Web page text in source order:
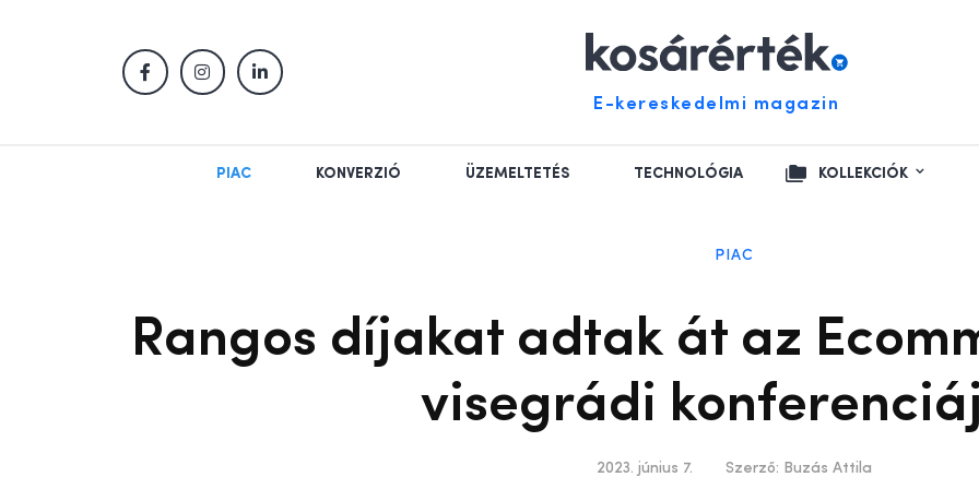
E-kereskedelmi magazin
PIAC KONVERZIÓ ÜZEMELTETÉS TECHNOLÓGIA KOLLEKCIÓK
PIAC
Rangos díjakat adtak át az
visegrádi
2023. június 7. Szerző: Buzás Attila